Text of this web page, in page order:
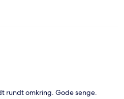
rundt omkring. Gode senge.